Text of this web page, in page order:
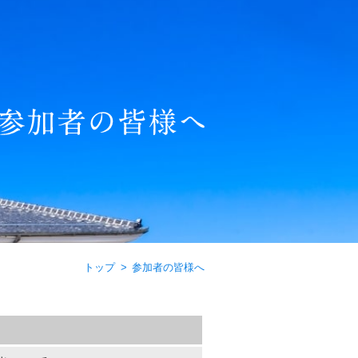
トップ 参加者の皆様へ